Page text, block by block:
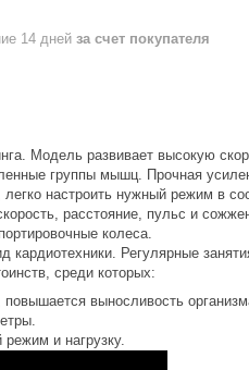
14 дней за счет покупателя
Модель развивает высокую
группы мышц. Прочная
настроить нужный режим в
расстояние, пульс и
колеса.
Регулярные
среди которых:
выносливость
и нагрузку.